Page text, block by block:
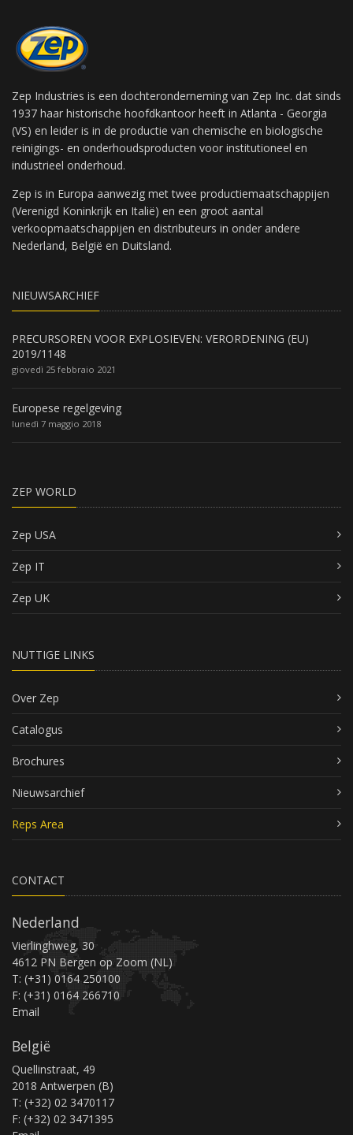
Zep Industries is een dochteronderneming van Zep Inc. dat sinds
1937 haar historische hoofdkantoor heeft in Atlanta - Georgia
(VS) en leider is in de productie van chemische en biologische
reinigings- en onderhoudsproducten voor institutioneel en
industrieel onderhoud.
Zep is in Europa aanwezig met twee productiemaatschappijen
(Verenigd Koninkrijk en Italië) en een groot aantal
verkoopmaatschappijen en distributeurs in onder andere
Nederland, België en Duitsland.
NIEUWSARCHIEF
PRECURSOREN VOOR EXPLOSIEVEN: VERORDENING (EU)
2019/1148
giovedì 25 febbraio 2021
Europese regelgeving
lunedì 7 maggio 2018
ZEP WORLD
Zep USA
Zep IT
Zep UK
NUTTIGE LINKS
Over Zep
Catalogus
Brochures
Nieuwsarchief
Reps Area
CONTACT
Nederland
Vierlinghweg, 30
4612 PN Bergen op Zoom (NL)
T: (+31) 0164 250100
F: (+31) 0164 266710
Email
België
Quellinstraat, 49
2018 Antwerpen (B)
T: (+32) 02 3470117
F: (+32) 02 3471395